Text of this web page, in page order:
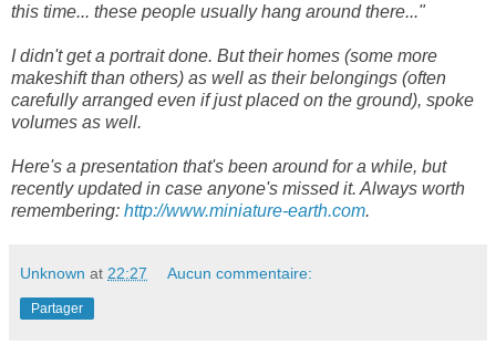
this time... these people usually hang around there..."
I didn't get a portrait done. But their homes (some more
makeshift than others) as well as their belongings (often
carefully arranged even if just placed on the ground), spoke
volumes as well.
Here's a presentation that's been around for a while, but
recently updated in case anyone's missed it. Always worth
remembering: http://www.miniature-earth.com.
Unknown at 22:27 Aucun commentaire:
Partager